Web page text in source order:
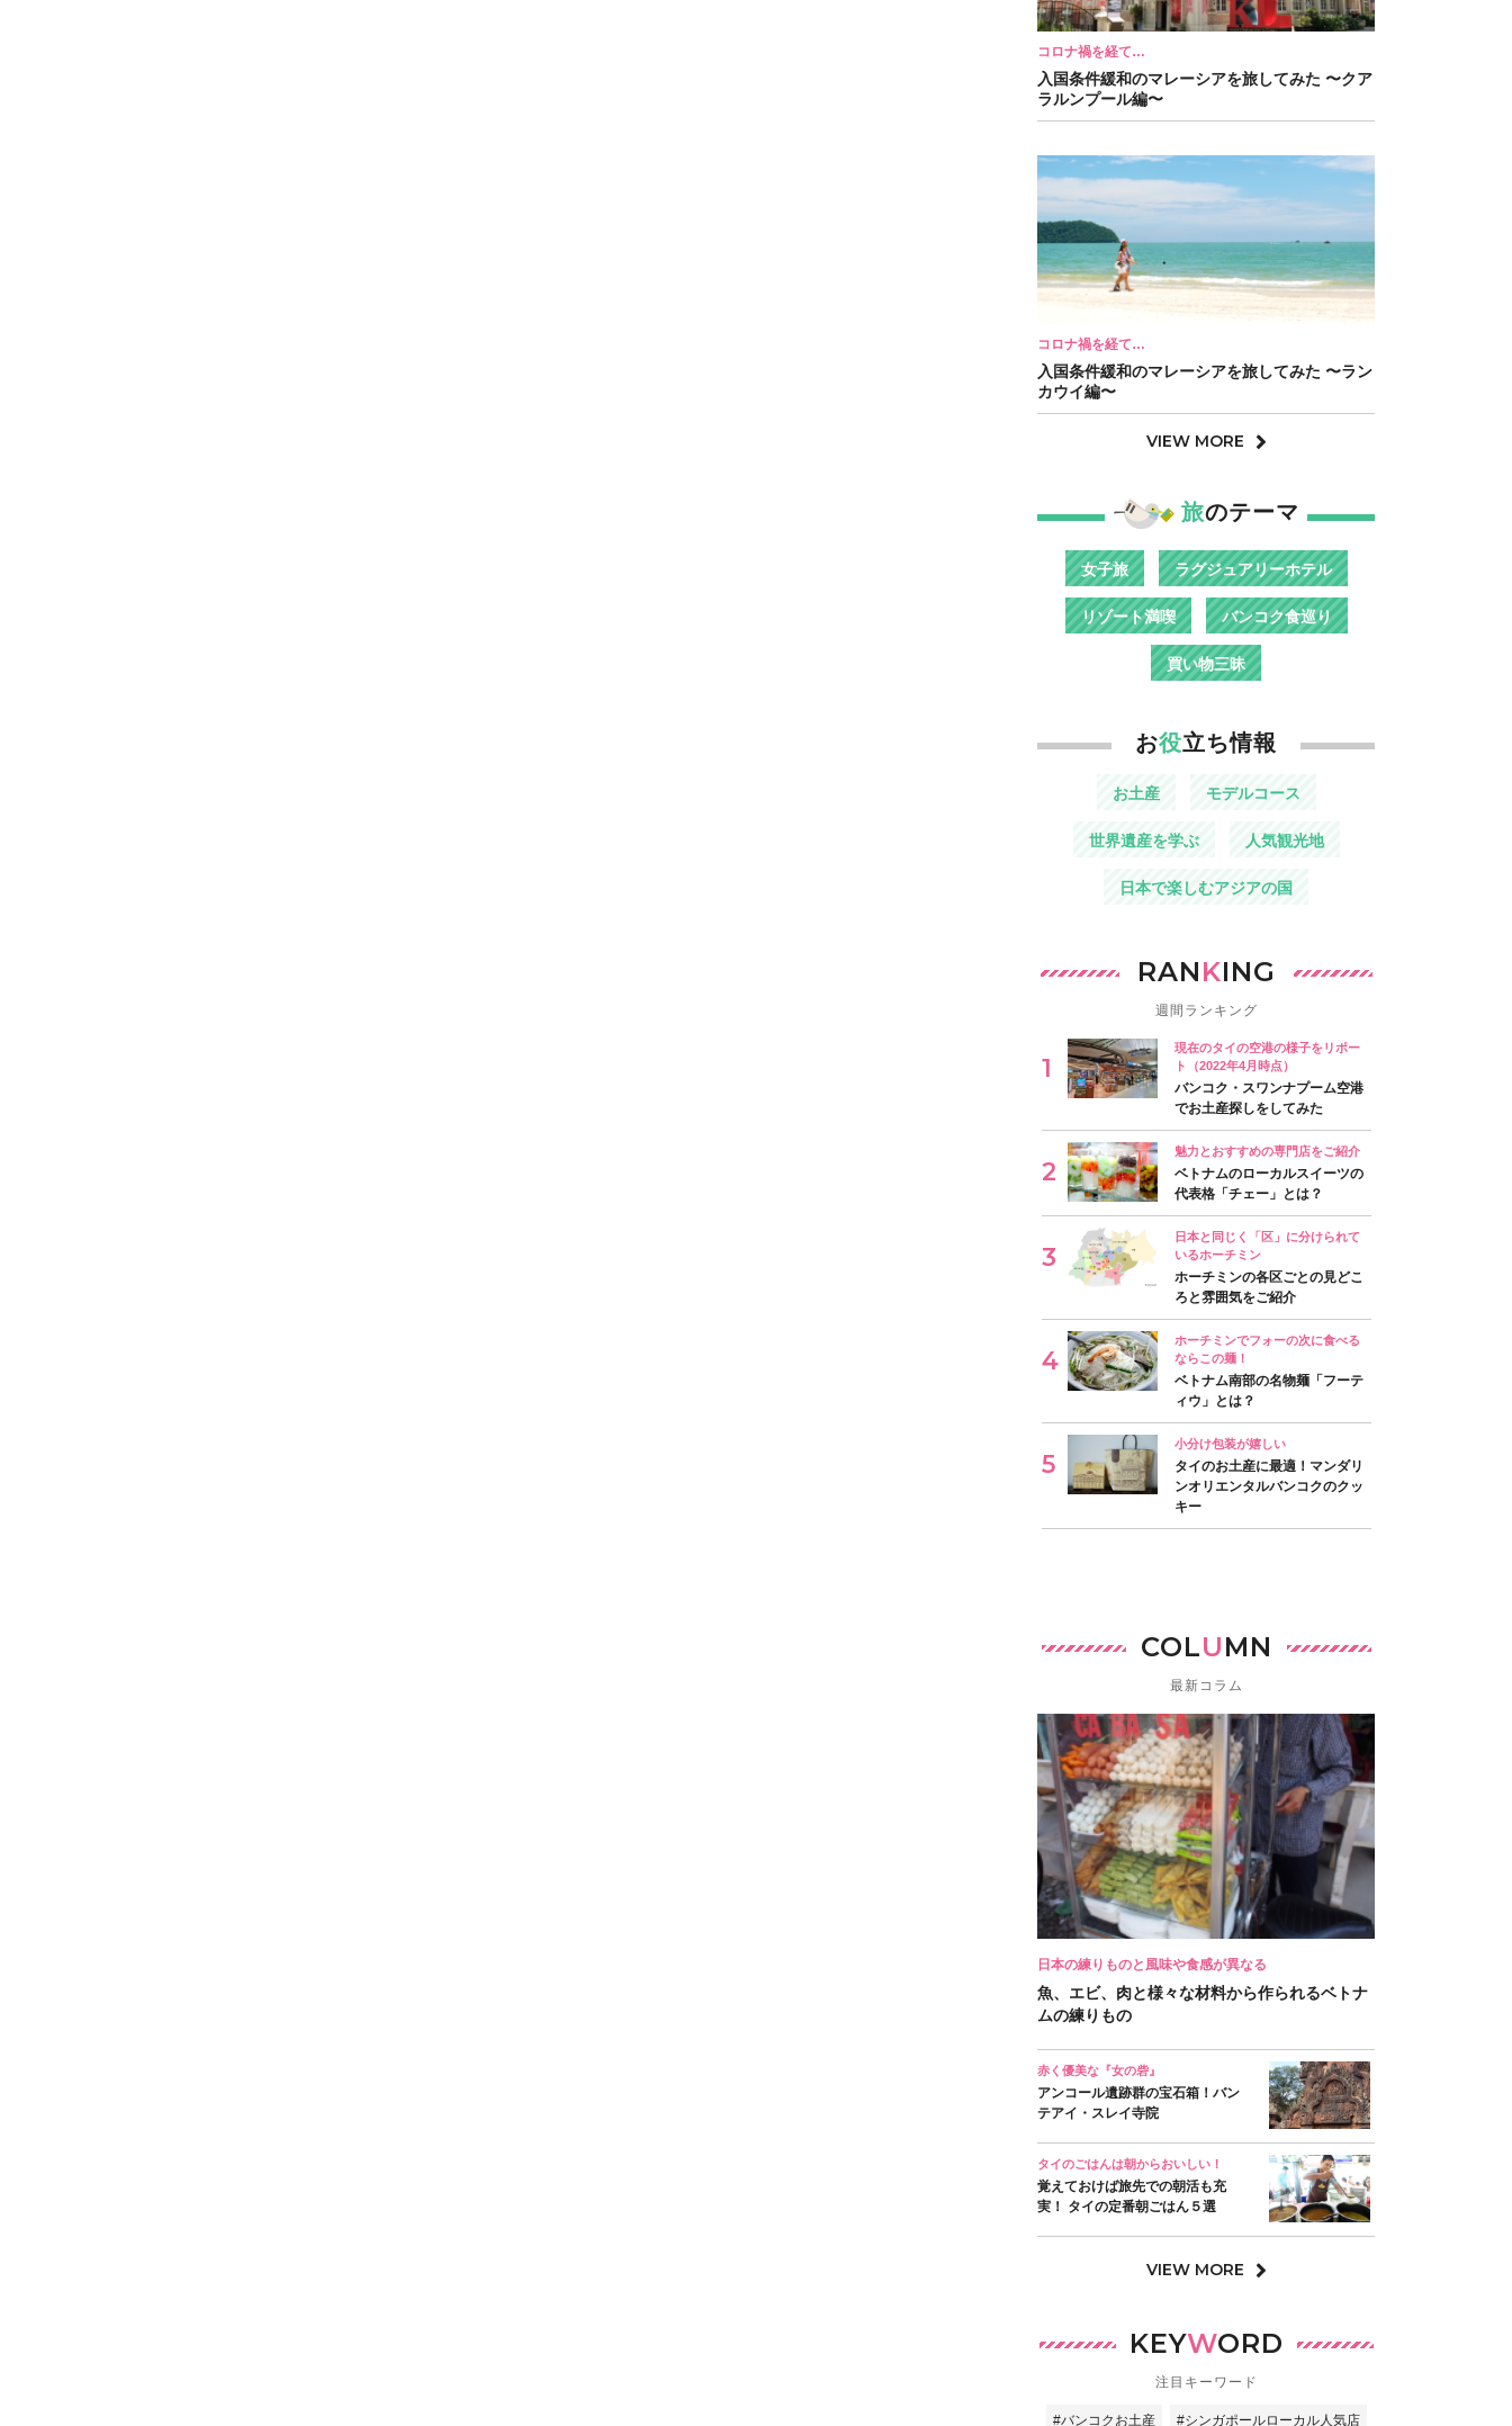
コロナ禍を経て…
入国条件緩和のマレーシアを旅してみた 〜クア
ラルンプール編〜
コロナ禍を経て…
入国条件緩和のマレーシアを旅してみた 〜ラン
カウイ編〜
VIEW MORE
旅のテーマ
女子旅 ラグジュアリーホテル
リゾート満喫 バンコク食巡り
買い物三昧
お役立ち情報
お土産 モデルコース
世界遺産を学ぶ 人気観光地
日本で楽しむアジアの国
RANKING
週間ランキング
現在のタイの空港の様子をリポー
ト（2022年4月時点）
バンコク・スワンナプーム空港
でお土産探しをしてみた
魅力とおすすめの専門店をご紹介
ベトナムのローカルスイーツの
代表格「チェー」とは？
日本と同じく「区」に分けられて
いるホーチミン
ホーチミンの各区ごとの見どこ
ろと雰囲気をご紹介
ホーチミンでフォーの次に食べる
ならこの麺！
ベトナム南部の名物麺「フーテ
ィウ」とは？
小分け包装が嬉しい
タイのお土産に最適！マンダリ
ンオリエンタルバンコクのクッ
キー
COLUMN
最新コラム
日本の練りものと風味や食感が異なる
魚、エビ、肉と様々な材料から作られるベトナ
ムの練りもの
赤く優美な『女の砦』
アンコール遺跡群の宝石箱！バン
テアイ・スレイ寺院
タイのごはんは朝からおいしい！
覚えておけば旅先での朝活も充
実！ タイの定番朝ごはん５選
VIEW MORE
KEYWORD
注目キーワード
#バンコクお土産 #シンガポールローカル人気店